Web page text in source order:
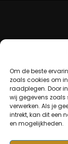
Om de beste
zoals cookies om
raadplegen. Door
wij gegevens zoals
verwerken. Als je
intrekt, kan dit een
en mogelijkheden.